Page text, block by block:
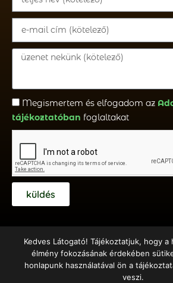
Megismertem és elfogadom az
tájékoztatóban foglaltakat
küldés
Copyright © 2018 – 2020 Emberöltő
Kedves Látogató! Tájékoztatjuk, hogy a
élmény fokozásának érdekében
honlapunk használatával ön a
veszi.